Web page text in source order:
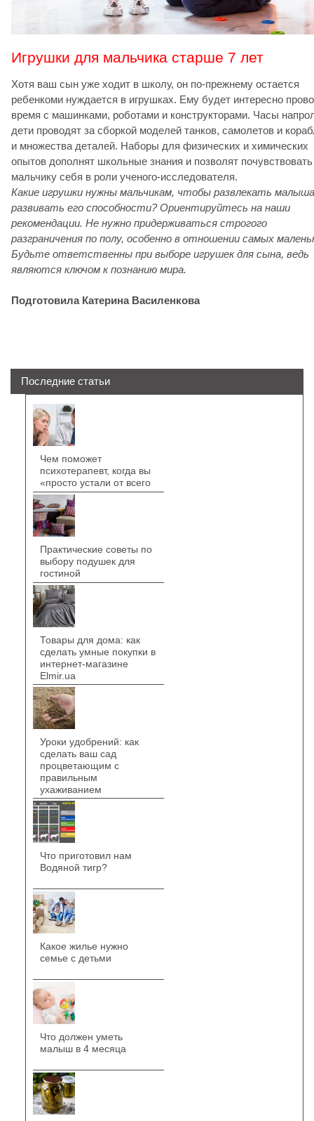
Игрушки для мальчика старше 7 лет
Хотя ваш сын уже ходит в школу, он по-прежнему остается
ребенкоми нуждается в игрушках. Ему будет интересно
время с машинками, роботами и конструкторами. Часы
дети проводят за сборкой моделей танков, самолетов и
и множества деталей. Наборы для физических и химических
опытов дополнят школьные знания и позволят почувствовать
мальчику себя в роли ученого-исследователя.
Какие игрушки нужны мальчикам, чтобы развлекать
развивать его способности? Ориентируйтесь на наши
рекомендации. Не нужно придерживаться строгого
разграничения по полу, особенно в отношении самых
Будьте ответственны при выборе игрушек для сына, ведь
являются ключом к познанию мира.
Подготовила Катерина Василенкова
Последние статьи
Чем поможет
психотерапевт, когда вы
«просто устали от всего
Практические советы по
выбору подушек для
гостиной
Товары для дома: как
сделать умные покупки в
интернет-магазине
Elmir.ua
Уроки удобрений: как
сделать ваш сад
процветающим с
правильным
ухаживанием
Что приготовил нам
Водяной тигр?
Какое жилье нужно
семье с детьми
Что должен уметь
малыш в 4 месяца